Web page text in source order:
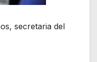
secretaria del